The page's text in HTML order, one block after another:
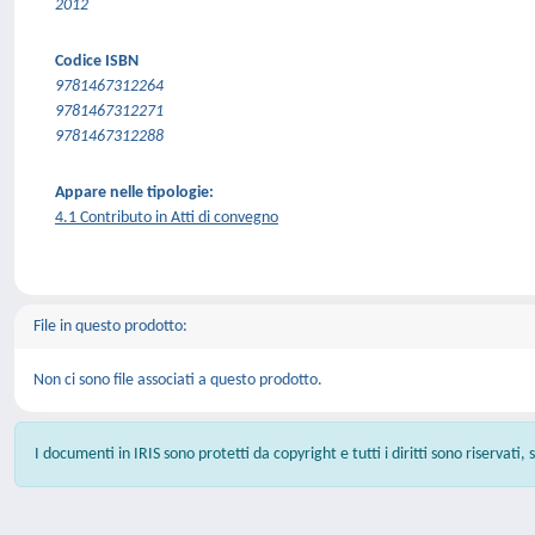
2012
Codice ISBN
9781467312264
9781467312271
9781467312288
Appare nelle tipologie:
4.1 Contributo in Atti di convegno
File in questo prodotto:
Non ci sono file associati a questo prodotto.
I documenti in IRIS sono protetti da copyright e tutti i diritti sono riservati,